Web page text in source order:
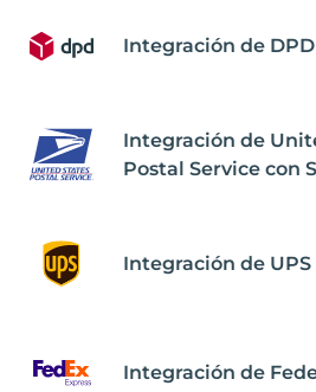
Integración de
Integración de
Postal Service con
Integración de
Integración de